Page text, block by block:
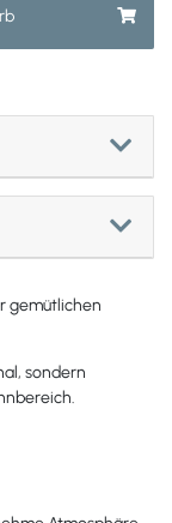
gemütlichen
sondern